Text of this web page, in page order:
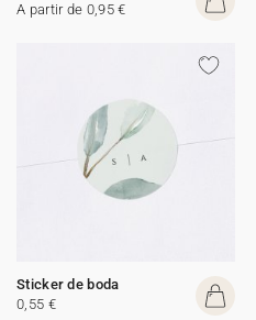
A partir de 0,95 €
Sticker de boda
0,55 €